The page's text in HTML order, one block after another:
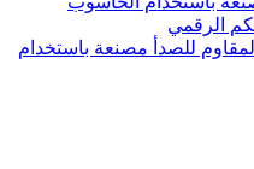
الرقمي
للصدأ مصنعة باستخدام